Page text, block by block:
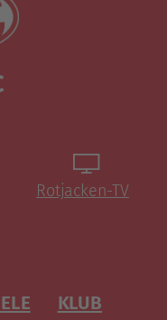
Rotjacken-TV
KLUB